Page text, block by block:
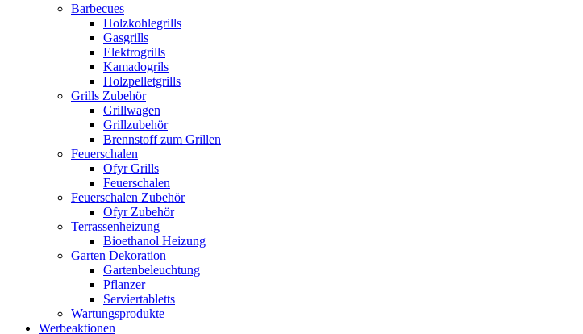
Barbecues
Holzkohlegrills
Gasgrills
Elektrogrills
Kamadogrils
Holzpelletgrills
Grills Zubehör
Grillwagen
Grillzubehör
Brennstoff zum Grillen
Feuerschalen
Ofyr Grills
Feuerschalen
Feuerschalen Zubehör
Ofyr Zubehör
Terrassenheizung
Bioethanol Heizung
Garten Dekoration
Gartenbeleuchtung
Pflanzer
Serviertabletts
Wartungsprodukte
Werbeaktionen